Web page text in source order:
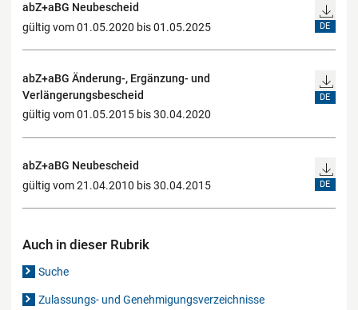
abZ+aBG Neubescheid
gültig vom 01.05.2020 bis 01.05.2025
DE
abZ+aBG Änderung-, Ergänzung- und
Verlängerungsbescheid
gültig vom 01.05.2015 bis 30.04.2020
DE
abZ+aBG Neubescheid
gültig vom 21.04.2010 bis 30.04.2015
DE
Auch in dieser Rubrik
Suche
Zulassungs- und Genehmigungsverzeichnisse